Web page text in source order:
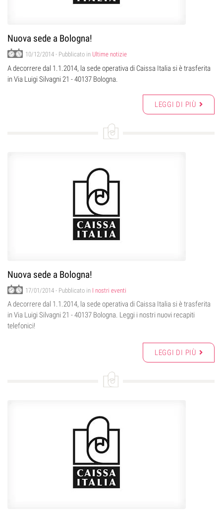
Nuova sede a Bologna!
10/12/2014 - Pubblicato in Ultime notizie
A decorrere dal 1.1.2014, la sede operativa di Caissa Italia si è trasferita
in Via Luigi Silvagni 21 - 40137 Bologna.
LEGGI DI PIÙ
Nuova sede a Bologna!
17/01/2014 - Pubblicato in I nostri eventi
A decorrere dal 1.1.2014, la sede operativa di Caissa Italia si è trasferita
in Via Luigi Silvagni 21 - 40137 Bologna. Leggi i nostri nuovi recapiti
telefonici!
LEGGI DI PIÙ